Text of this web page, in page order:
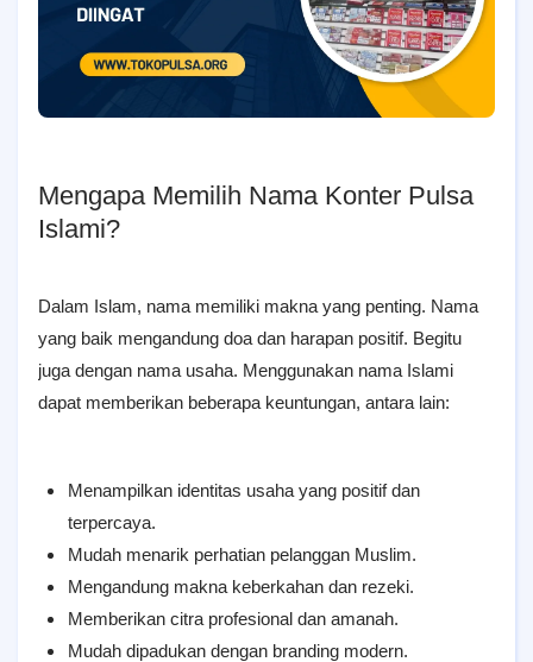
Mengapa Memilih Nama Konter Pulsa
Islami?
Dalam Islam, nama memiliki makna yang penting. Nama
yang baik mengandung doa dan harapan positif. Begitu
juga dengan nama usaha. Menggunakan nama Islami
dapat memberikan beberapa keuntungan, antara lain:
Menampilkan identitas usaha yang positif dan
terpercaya.
Mudah menarik perhatian pelanggan Muslim.
Mengandung makna keberkahan dan rezeki.
Memberikan citra profesional dan amanah.
Mudah dipadukan dengan branding modern.